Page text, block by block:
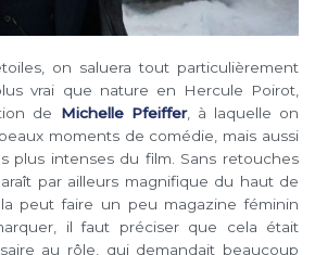
on saluera tout particulièrement
vrai que nature en Hercule Poirot,
de Michelle Pfeiffer, à laquelle on
moments de comédie, mais aussi
plus intenses du film. Sans retouches
par ailleurs magnifique du haut de
peut faire un peu magazine féminin
il faut préciser que cela était
au rôle, qui demandait beaucoup